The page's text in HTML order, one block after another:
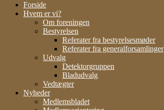
Forside
Hvem er vi?
Om foreningen
Bestyrelsen
Referater fra bestyrelsesmøder
Referater fra generalforsamlinger
Udvalg
Detektorgruppen
Bladudvalg
Vedtægter
Nyheder
Medlemsbladet